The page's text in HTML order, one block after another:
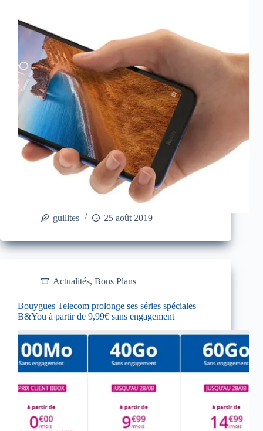
guilltes 25 août 2019
Actualités, Bons Plans
Bouygues Telecom prolonge ses séries spéciales
B&You à partir de 9,99€ sans engagement